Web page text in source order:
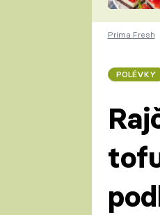
Prima Fresh
POLÉVKY